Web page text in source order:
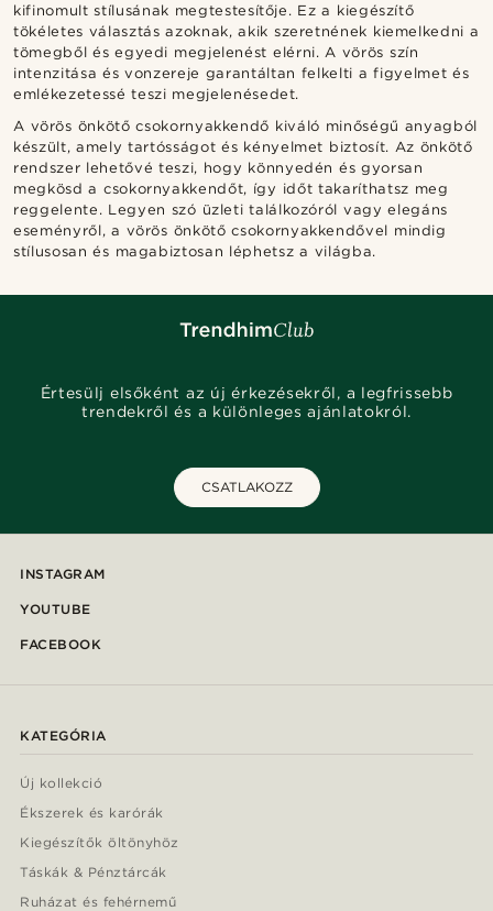
kifinomult stílusának megtestesítője. Ez a kiegészítő
tökéletes választás azoknak, akik szeretnének kiemelkedni a
tömegből és egyedi megjelenést elérni. A vörös szín
intenzitása és vonzereje garantáltan felkelti a figyelmet és
emlékezetessé teszi megjelenésedet.
A vörös önkötő csokornyakkendő kiváló minőségű anyagból
készült, amely tartósságot és kényelmet biztosít. Az önkötő
rendszer lehetővé teszi, hogy könnyedén és gyorsan
megkösd a csokornyakkendőt, így időt takaríthatsz meg
reggelente. Legyen szó üzleti találkozóról vagy elegáns
eseményről, a vörös önkötő csokornyakkendővel mindig
stílusosan és magabiztosan léphetsz a világba.
Értesülj elsőként az új érkezésekről, a legfrissebb
trendekről és a különleges ajánlatokról.
CSATLAKOZZ
INSTAGRAM
YOUTUBE
FACEBOOK
KATEGÓRIA
Új kollekció
Ékszerek és karórák
Kiegészítők öltönyhöz
Táskák & Pénztárcák
Ruházat és fehérnemű